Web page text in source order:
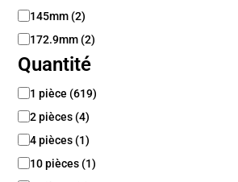
145mm (2)
172.9mm (2)
Quantité
Q
a
n
t
i
1 pièce (619)
2 pièces (4)
4 pièces (1)
10 pièces (1)